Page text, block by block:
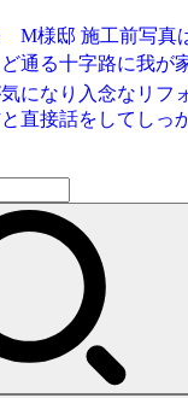
M様邸 施工前写真
通る十字路に我が
になり入念なリフ
直接話をしてしっ